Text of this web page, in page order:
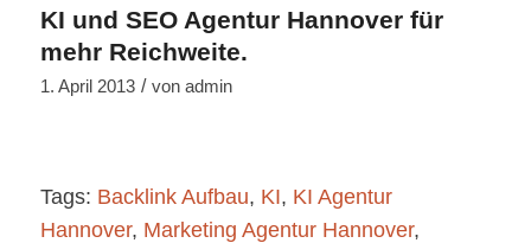
KI und SEO Agentur Hannover für
mehr Reichweite.
1. April 2013 / von admin
Tags: Backlink Aufbau, KI, KI Agentur
Hannover, Marketing Agentur Hannover,